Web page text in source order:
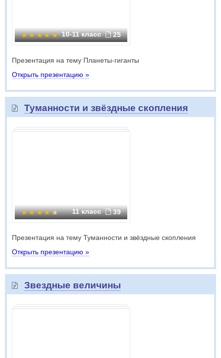
10-11 класс 25
Презентация на тему Планеты-гиганты
Открыть презентацию »
Туманности и звёздные скопления
11 класс 39
Презентация на тему Туманности и звёздные скопления
Открыть презентацию »
Звездные величины